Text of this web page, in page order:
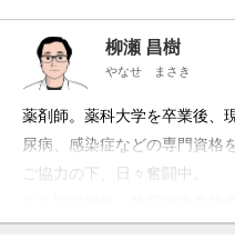
柳瀬 昌樹
やなせ まさき
薬剤師。薬科大学を卒業後、
尿病、感染症などの専門資格
ご協力の下、日々奮闘中。
主な取得資格：糖尿病療養指